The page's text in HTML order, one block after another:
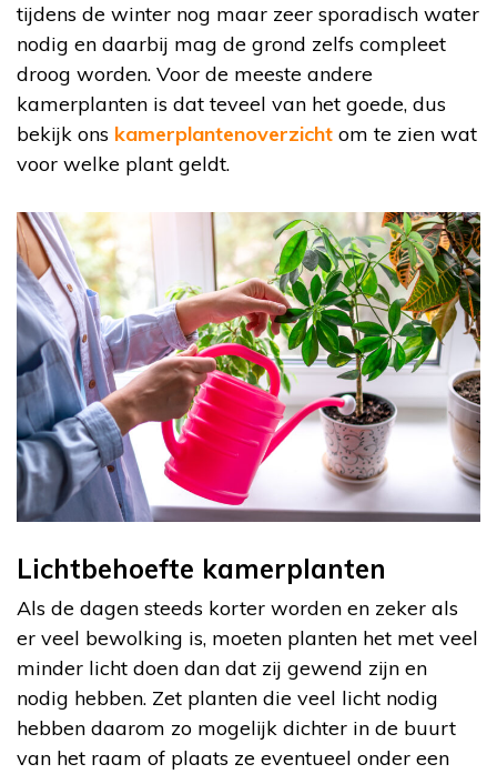
tijdens de winter nog maar zeer sporadisch water
nodig en daarbij mag de grond zelfs compleet
droog worden. Voor de meeste andere
kamerplanten is dat teveel van het goede, dus
bekijk ons kamerplantenoverzicht om te zien wat
voor welke plant geldt.
Lichtbehoefte kamerplanten
Als de dagen steeds korter worden en zeker als
er veel bewolking is, moeten planten het met veel
minder licht doen dan dat zij gewend zijn en
nodig hebben. Zet planten die veel licht nodig
hebben daarom zo mogelijk dichter in de buurt
van het raam of plaats ze eventueel onder een